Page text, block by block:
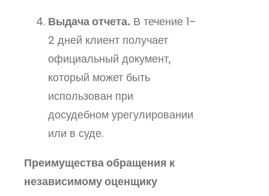
Выдача отчета. В течение 1–
2 дней клиент получает
официальный документ,
который может быть
использован при
досудебном урегулировании
или в суде.
Преимущества обращения к
независимому оценщику